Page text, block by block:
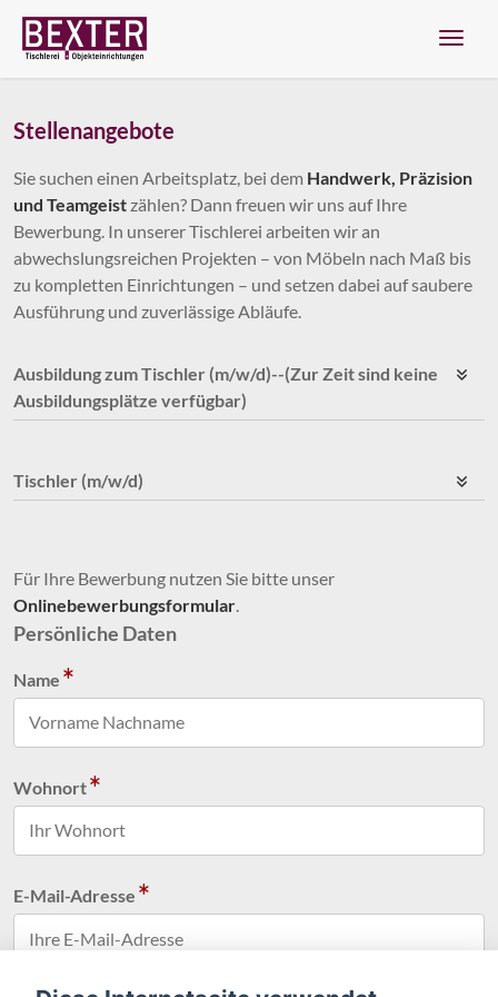
Zum Menü springen
Zur Funktionsleiste springen
Zum Inhalt springen
Stellenangebote
Sie suchen einen Arbeitsplatz, bei dem Handwerk, Präzision
und Teamgeistzählen? Dann freuen wir uns auf Ihre
Bewerbung. In unserer Tischlerei arbeiten wir an
abwechslungsreichen Projekten – von Möbeln nach Maß bis
zu kompletten Einrichtungen – und setzen dabei auf saubere
Ausführung und zuverlässige Abläufe.
Ausbildung zum Tischler (m/w/d)--(Zur Zeit sind keine
Ausbildungsplätze verfügbar)
Tischler (m/w/d)
Für Ihre Bewerbung nutzen Sie bitte unser
Onlinebewerbungsformular
Persönliche Daten
Name
Wohnort
E-Mail-Adresse